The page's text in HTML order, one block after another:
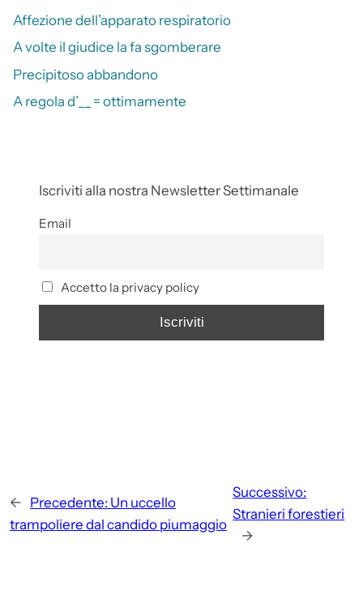
Affezione dell’apparato respiratorio
A volte il giudice la fa sgomberare
Precipitoso abbandono
A regola d’__ = ottimamente
Iscriviti alla nostra Newsletter Settimanale
Email
Accetto la privacy policy
← Precedente: Un uccello
trampoliere dal candido piumaggio
Successivo:
Stranieri forestieri
→